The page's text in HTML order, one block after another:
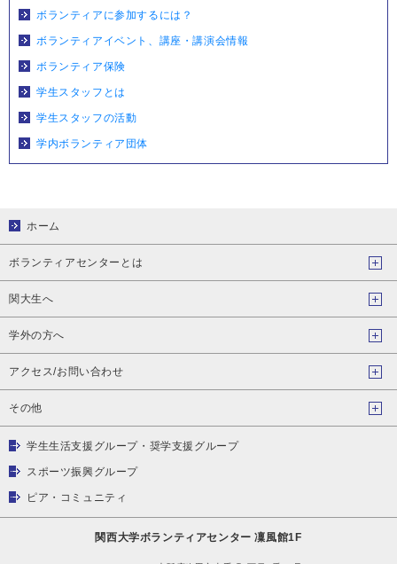
ボランティアに参加するには？
ボランティアイベント、講座・講演会情報
ボランティア保険
学生スタッフとは
学生スタッフの活動
学内ボランティア団体
ホーム
ボランティアセンターとは
関大生へ
学外の方へ
アクセス/お問い合わせ
その他
学生生活支援グループ・奨学支援グループ
スポーツ振興グループ
ピア・コミュニティ
関西大学ボランティアセンター 凜風館1F